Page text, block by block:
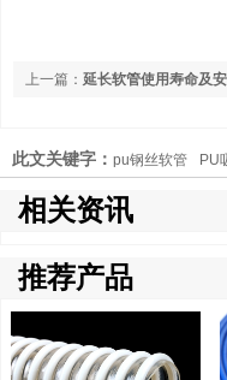
上一篇： 延长软管使用寿命及
此文关键字： pu钢丝软管 PU
相关资讯
推荐产品